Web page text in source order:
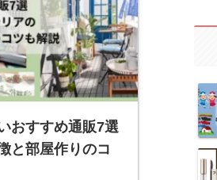
おすすめ通販7選
と部屋作りのコ